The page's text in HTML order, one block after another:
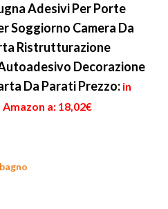
Adesivi Per Porte
Soggiorno Camera Da
Ristrutturazione
Decorazione
Da ParatiPrezzo: in
a: 18,02€